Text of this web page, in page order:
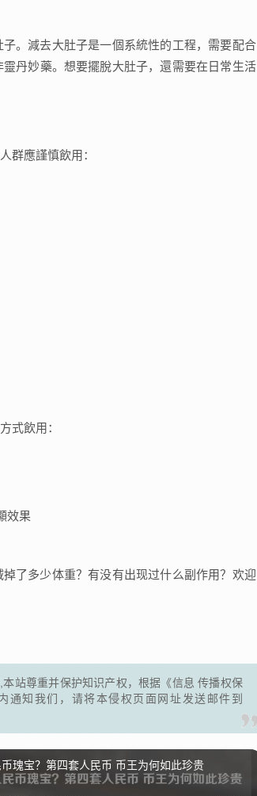
。減去大肚子是一個系統性的工程，需要配合
丹妙藥。想要擺脫大肚子，還需要在日常生活
群應謹慎飲用：
式飲用：
效果
了多少体重？有没有出现过什么副作用？欢迎
站尊重并保护知识产权，根据《信息 传播权保
知我们，请将本侵权页面网址发送邮件到
瑰宝？第四套人民币 币王为何如此珍贵